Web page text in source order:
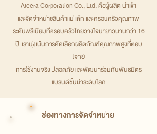
Ateera Corporation Co., Ltd. คือผู้ผลิต นำเข้า
และจัดจำหน่ายสินค้าแม่ เด็ก และครอบครัวคุณภาพ
ระดับพรีเมียมที่ครอบครัวไทยวางใจมายาวนานกว่า 16
ปี เรามุ่งเน้นการคัดเลือกผลิตภัณฑ์คุณภาพสูงที่ตอบ
โจทย์
การใช้งานจริง ปลอดภัย และพัฒนาร่วมกับพันธมิตร
แบรนด์ชั้นนำระดับโลก
ช่องทางการจัดจำหน่าย